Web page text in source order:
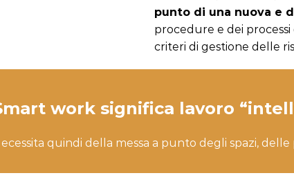
punto di una nuova e
procedure e dei processi
criteri di gestione delle
work significa lavoro
quindi della messa a punto degli spazi,